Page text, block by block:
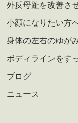
外反母趾を改善さ
小顔になりたい方
身体の左右のゆが
ボディラインをす
ブログ
ニュース